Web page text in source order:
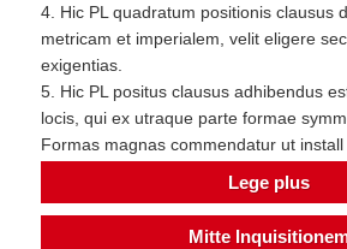
4. Hic PL quadratum positionis clausus
metricam et imperialem, velit eligere
exigentias.
5. Hic PL positus clausus adhibendus
locis, qui ex utraque parte formae
Formas magnas commendatur ut install
Lege plus
Mitte